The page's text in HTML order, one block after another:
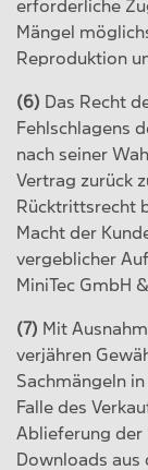
erforderliche
Mängel
Reproduktion
(6) Das Recht
Fehlschlagens
nach seiner
Vertrag zurück
Rücktrittsrecht
Macht der
vergeblicher
MiniTec GmbH
(7) Mit
verjähren
Sachmängeln
Falle des
Ablieferung der
Downloads aus